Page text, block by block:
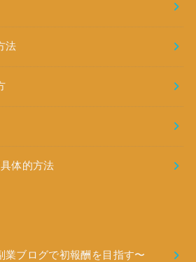
法
体的方法
業ブログで初報酬を目指す〜